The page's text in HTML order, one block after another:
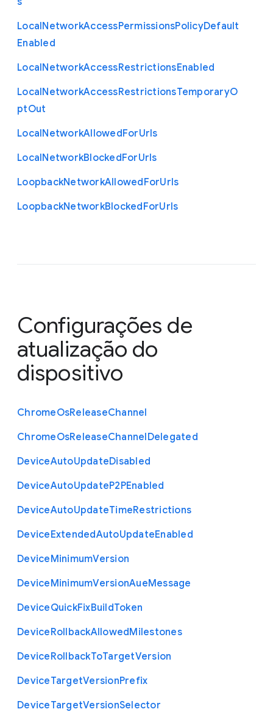
LocalNetworkAccessPermissionsPolicyDefault
Enabled
LocalNetworkAccessRestrictionsEnabled
LocalNetworkAccessRestrictionsTemporaryO
ptOut
LocalNetworkAllowedForUrls
LocalNetworkBlockedForUrls
LoopbackNetworkAllowedForUrls
LoopbackNetworkBlockedForUrls
Configurações de
atualização do
dispositivo
ChromeOsReleaseChannel
ChromeOsReleaseChannelDelegated
DeviceAutoUpdateDisabled
DeviceAutoUpdateP2PEnabled
DeviceAutoUpdateTimeRestrictions
DeviceExtendedAutoUpdateEnabled
DeviceMinimumVersion
DeviceMinimumVersionAueMessage
DeviceQuickFixBuildToken
DeviceRollbackAllowedMilestones
DeviceRollbackToTargetVersion
DeviceTargetVersionPrefix
DeviceTargetVersionSelector